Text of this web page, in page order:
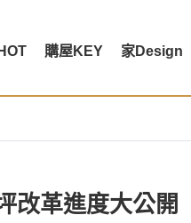
購屋KEY 家Design
改革進度大公開